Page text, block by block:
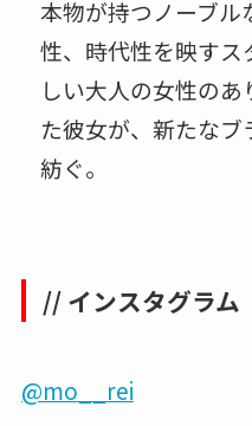
本物が持つノーブル
性、時代性を映す
しい大人の女性の
た彼女が、新たな
紡ぐ。
// インスタグラム
@mo__rei